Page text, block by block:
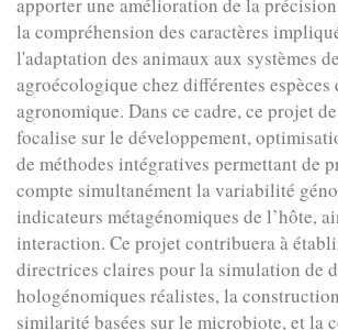
la compréhension des caractères
l'adaptation des animaux aux systèmes
agroécologique chez différentes espèces
agronomique. Dans ce cadre, ce projet
focalise sur le développement,
de méthodes intégratives permettant de
compte simultanément la variabilité
indicateurs métagénomiques de l’hôte,
interaction. Ce projet contribuera à
directrices claires pour la simulation de
hologénomiques réalistes, la
similarité basées sur le microbiote, et la